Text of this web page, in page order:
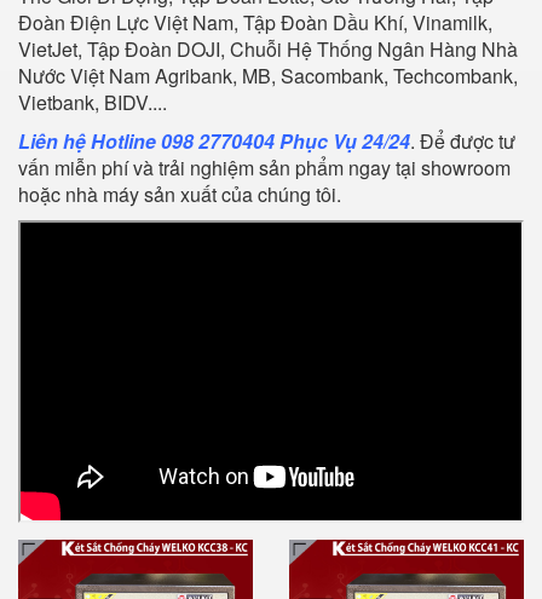
Đoàn Điện Lực Việt Nam, Tập Đoàn Dầu Khí, Vinamilk,
VietJet, Tập Đoàn DOJI, Chuỗi Hệ Thống Ngân Hàng Nhà
Nước Việt Nam Agribank, MB, Sacombank, Techcombank,
Vietbank, BIDV....
Liên hệ Hotline 098 2770404 Phục Vụ 24/24. Để được tư
vấn miễn phí và trải nghiệm sản phẩm ngay tại showroom
hoặc nhà máy sản xuất của chúng tôi.